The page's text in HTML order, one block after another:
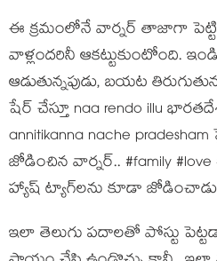
ఈ క్ర‌మంలోనే వార్న‌ర్ తాజాగా
వాళ్లంద‌రినీ ఆక‌ట్టుకుంటోంది.
ఆడుతున్న‌పుడు, బ‌య‌ట
షేర్ చేస్తూ naa rendo illu
annitikanna nache
జోడించిన వార్న‌ర్.. #family #love
హ్యాష్ ట్యాగ్‌ల‌ను కూడా
ఇలా తెలుగు ప‌దాల‌తో పోస్టు